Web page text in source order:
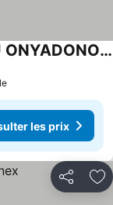
prix
TENNENONSEN DANDANNOYU ONYADONONOMATSUE
les prix
Partager